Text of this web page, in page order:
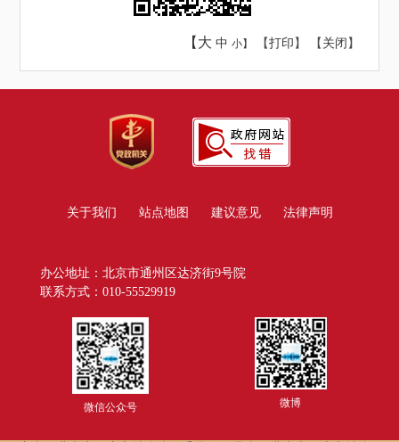
【大 中 小】 【打印 】 【 关闭 】
关于我们 站点地图 建议意见 法律声明
办公地址：北京市通州区达济街9号院
联系方式：010-55529919
微信公众号 微博